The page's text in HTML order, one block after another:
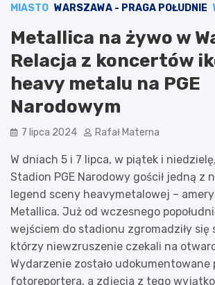
MIASTO WARSZAWA - PRAGA POŁUDNIE
Metallica na żywo w
Relacja z koncertów
heavy metalu na PGE
Narodowym
7 lipca 2024 Rafał Materna
W dniach 5 i 7 lipca, w piątek i
Stadion PGE Narodowy gościł jedną z
legend sceny heavymetalowej –
Metallica. Już od wczesnego
wejściem do stadionu zgromadziły się
którzy niewzruszenie czekali na
Wydarzenie zostało udokumentowane
fotoreportera, a zdjęcia z tego